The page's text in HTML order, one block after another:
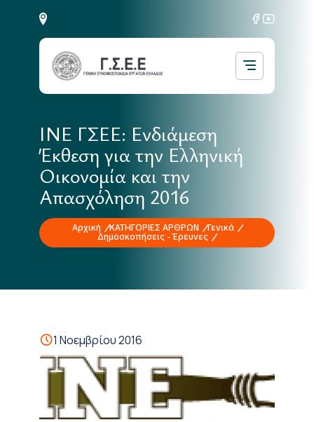
ΙΝΕ ΓΣΕΕ: Ενδιάμεση
Έκθεση για την Ελληνική
Οικονομία και την
Απασχόληση 2016
Αρχική ΚΑΤΗΓΟΡΙΕΣ ΑΡΘΡΩΝ
Γενικά
Δημοσκοπήσεις - Έρευνες
1 Νοεμβρίου 2016